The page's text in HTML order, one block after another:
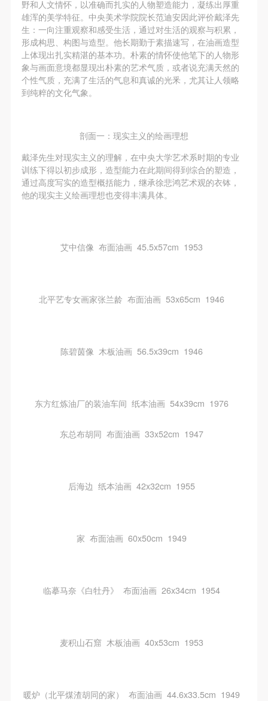
野和人文情怀，以准确而扎实的人物塑造能力，凝练出厚重
雄浑的美学特征。中央美术学院院长范迪安因此评价戴泽先
生：一向注重观察和感受生活，通过对生活的观察与积累，
形成构思、构图与造型。他长期勤于素描速写，在油画造型
上体现出扎实精湛的基本功。朴素的情怀使他笔下的人物形
象与画面意境都显现出朴素的艺术气质，或者说充满天然的
个性气质，充满了生活的气息和真诚的光釆，尤其让人领略
到纯粹的文化气象。
剖面一：现实主义的绘画理想
戴泽先生对现实主义的理解，在中央大学艺术系时期的专业
训练下得以初步成形，造型能力在此期间得到综合的塑造，
通过高度写实的造型概括能力，继承徐悲鸿艺术观的衣钵，
他的现实主义绘画理想也变得丰满具体。
艾中信像 布面油画 45.5x57cm 1953
北平艺专女画家张兰龄 布面油画 53x65cm 1946
陈碧茵像 木板油画 56.5x39cm 1946
东方红炼油厂的装油车间 纸本油画 54x39cm 1976
东总布胡同 布面油画 33x52cm 1947
后海边 纸本油画 42x32cm 1955
家 布面油画 60x50cm 1949
临摹马奈《白牡丹》 布面油画 26x34cm 1954
麦积山石窟 木板油画 40x53cm 1953
暖炉（北平煤渣胡同的家） 布面油画 44.6x33.5cm 1949
快捷登录 帐号密码登录
登录